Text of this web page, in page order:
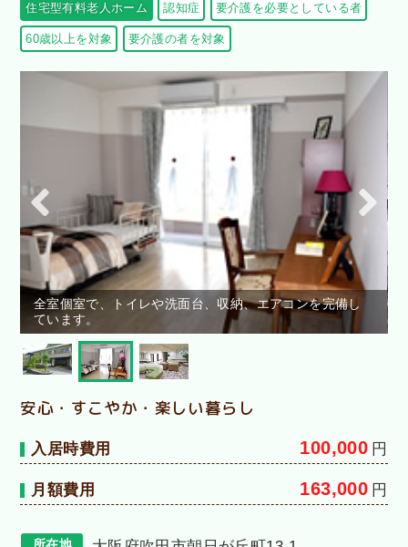
住宅型有料老人ホーム 認知症 要介護を必要としている者
60歳以上を対象 要介護の者を対象
全室個室で、トイレや洗面台、収納、エアコンを完備し
ています。
談
安心・すこやか・楽しい暮らし
入居時費用 100,000 円
月額費用 163,000 円